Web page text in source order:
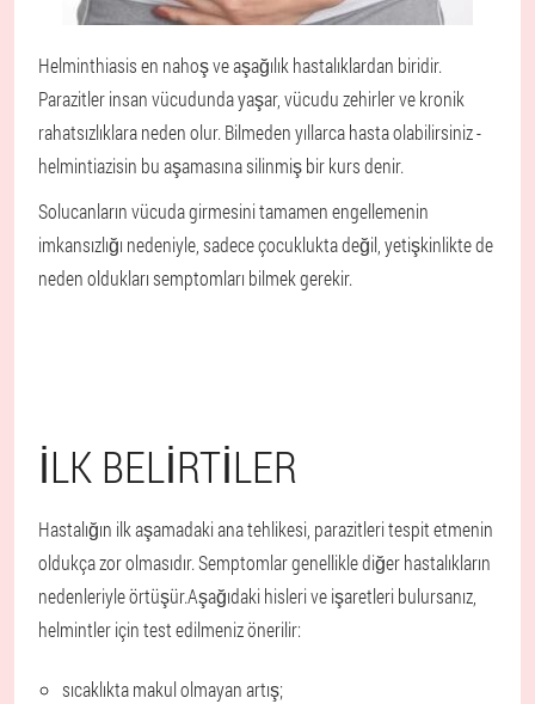
Helminthiasis en nahoş ve aşağılık hastalıklardan biridir.
Parazitler insan vücudunda yaşar, vücudu zehirler ve kronik
rahatsızlıklara neden olur. Bilmeden yıllarca hasta olabilirsiniz -
helmintiazisin bu aşamasına silinmiş bir kurs denir.
Solucanların vücuda girmesini tamamen engellemenin
imkansızlığı nedeniyle, sadece çocuklukta değil, yetişkinlikte de
neden oldukları semptomları bilmek gerekir.
İLK BELIRTILER
Hastalığın ilk aşamadaki ana tehlikesi, parazitleri tespit etmenin
oldukça zor olmasıdır. Semptomlar genellikle diğer hastalıkların
nedenleriyle örtüşür.Aşağıdaki hisleri ve işaretleri bulursanız,
helmintler için test edilmeniz önerilir:
sıcaklıkta makul olmayan artış;